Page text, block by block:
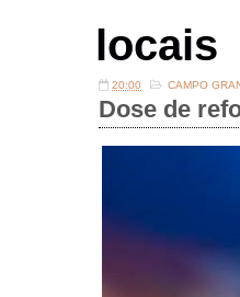
locais
20:00 CAMPO
Dose de